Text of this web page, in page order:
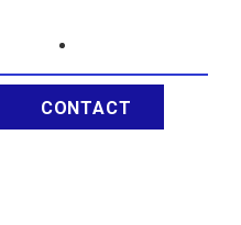
CARRIÈRE
CONTACT